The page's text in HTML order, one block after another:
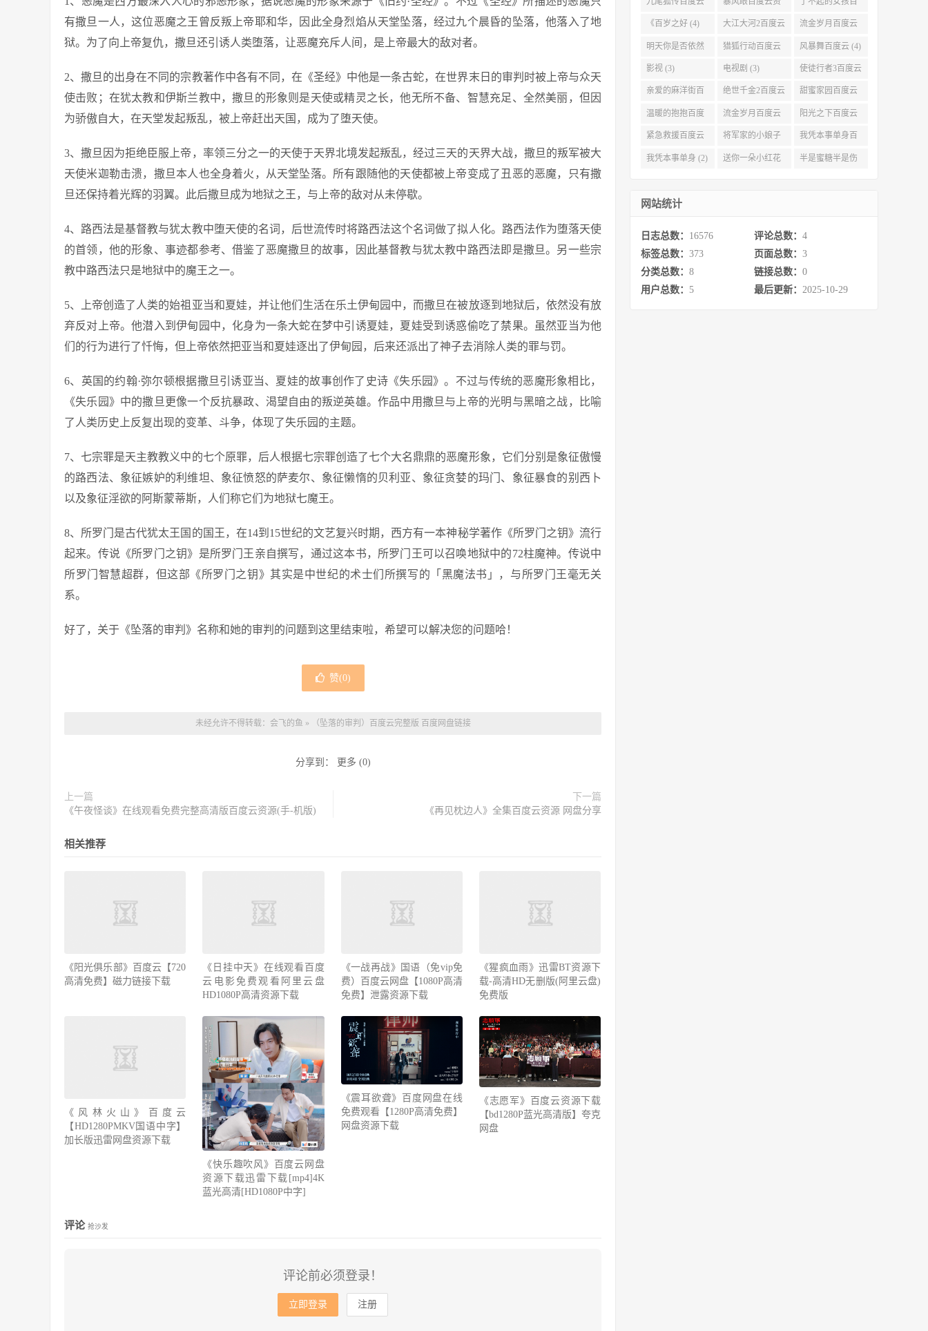
有撒旦一人，这位恶魔之王曾反叛上帝耶和华，因此全身烈焰从天堂坠落，经过九个晨昏的坠落，他落入了地
狱。为了向上帝复仇，撒旦还引诱人类堕落，让恶魔充斥人间，是上帝最大的敌对者。
2、撒旦的出身在不同的宗教著作中各有不同，在《圣经》中他是一条古蛇，在世界末日的审判时被上帝与众天
使击败；在犹太教和伊斯兰教中，撒旦的形象则是天使或精灵之长，他无所不备、智慧充足、全然美丽，但因
为骄傲自大，在天堂发起叛乱，被上帝赶出天国，成为了堕天使。
3、撒旦因为拒绝臣服上帝，率领三分之一的天使于天界北境发起叛乱，经过三天的天界大战，撒旦的叛军被大
天使米迦勒击溃，撒旦本人也全身着火，从天堂坠落。所有跟随他的天使都被上帝变成了丑恶的恶魔，只有撒
旦还保持着光辉的羽翼。此后撒旦成为地狱之王，与上帝的敌对从未停歇。
4、路西法是基督教与犹太教中堕天使的名词，后世流传时将路西法这个名词做了拟人化。路西法作为堕落天使
的首领，他的形象、事迹都参考、借鉴了恶魔撒旦的故事，因此基督教与犹太教中路西法即是撒旦。另一些宗
教中路西法只是地狱中的魔王之一。
5、上帝创造了人类的始祖亚当和夏娃，并让他们生活在乐土伊甸园中，而撒旦在被放逐到地狱后，依然没有放
弃反对上帝。他潜入到伊甸园中，化身为一条大蛇在梦中引诱夏娃，夏娃受到诱惑偷吃了禁果。虽然亚当为他
们的行为进行了忏悔，但上帝依然把亚当和夏娃逐出了伊甸园，后来还派出了神子去消除人类的罪与罚。
6、英国的约翰·弥尔顿根据撒旦引诱亚当、夏娃的故事创作了史诗《失乐园》。不过与传统的恶魔形象相比，
《失乐园》中的撒旦更像一个反抗暴政、渴望自由的叛逆英雄。作品中用撒旦与上帝的光明与黑暗之战，比喻
了人类历史上反复出现的变革、斗争，体现了失乐园的主题。
7、七宗罪是天主教教义中的七个原罪，后人根据七宗罪创造了七个大名鼎鼎的恶魔形象，它们分别是象征傲慢
的路西法、象征嫉妒的利维坦、象征愤怒的萨麦尔、象征懒惰的贝利亚、象征贪婪的玛门、象征暴食的别西卜
以及象征淫欲的阿斯蒙蒂斯，人们称它们为地狱七魔王。
8、所罗门是古代犹太王国的国王，在14到15世纪的文艺复兴时期，西方有一本神秘学著作《所罗门之钥》流行
起来。传说《所罗门之钥》是所罗门王亲自撰写，通过这本书，所罗门王可以召唤地狱中的72柱魔神。传说中
所罗门智慧超群，但这部《所罗门之钥》其实是中世纪的术士们所撰写的「黑魔法书」，与所罗门王毫无关
系。
好了，关于《坠落的审判》名称和她的审判的问题到这里结束啦，希望可以解决您的问题哈！
赞(0)
未经允许不得转载： 会飞的鱼 » （坠落的审判）百度云完整版 百度网盘链接
分享到： 更多 (0)
上一篇
《午夜怪谈》在线观看免费完整高清版百度云资源(手-机版)
下一篇
《再见枕边人》全集百度云资源 网盘分享
相关推荐
《阳光俱乐部》百度云【720
高清免费】磁力链接下载
《日挂中天》在线观看百度
云电影免费观看阿里云盘
HD1080P高清资源下载
《一战再战》国语（免vip免
费）百度云网盘【1080P高清
免费】泄露资源下载
《猩疯血雨》迅雷BT资源下
载-高清HD无删版(阿里云盘)
免费版
《风林火山》百度云
【HD1280PMKV国语中字】
加长版迅雷网盘资源下载
《快乐趣吹风》百度云网盘
资源下载迅雷下载[mp4]4K
蓝光高清[HD1080P中字]
《震耳欲聋》百度网盘在线
免费观看【1280P高清免费】
网盘资源下载
《志愿军》百度云资源下载
【bd1280P蓝光高清版】夸克
网盘
评论 抢沙发
评论前必须登录！
立即登录 注册
(4) 源 (4) 度云 (4)
《百岁之好 (4) 大江大河2百度云
(4)
流金岁月百度云
(4)
明天你是否依然
爱我百度云 (4)
猎狐行动百度云
(4)
风暴舞百度云 (4)
影视 (3) 电视剧 (3) 使徒行者3百度云
资源 (3)
亲爱的麻洋街百
度云资源 (3)
绝世千金2百度云
(3)
甜蜜家园百度云
(3)
温暖的抱抱百度
云 (3)
流金岁月百度云
完整网盘 (3)
阳光之下百度云
(3)
紧急救援百度云
资源 (2)
将军家的小娘子
百度云 (2)
我凭本事单身百
度云资源 (2)
我凭本事单身 (2) 送你一朵小红花 半是蜜糖半是伤
网站统计
日志总数： 16576 评论总数： 4
标签总数： 373 页面总数： 3
分类总数： 8 链接总数： 0
用户总数： 5 最后更新： 2025-10-29